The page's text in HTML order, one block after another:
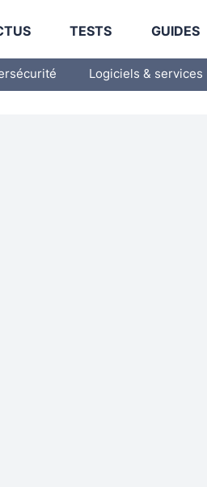
TESTS GUIDES
Logiciels & services